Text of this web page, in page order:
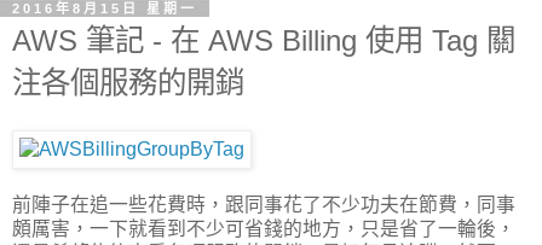
2016年8月15日 星期一
AWS 筆記 - 在 AWS Billing 使用 Tag 關
注各個服務的開銷
前陣子在追一些花費時，跟同事花了不少功夫在節費，同事
頗厲害，一下就看到不少可省錢的地方，只是省了一輪後，